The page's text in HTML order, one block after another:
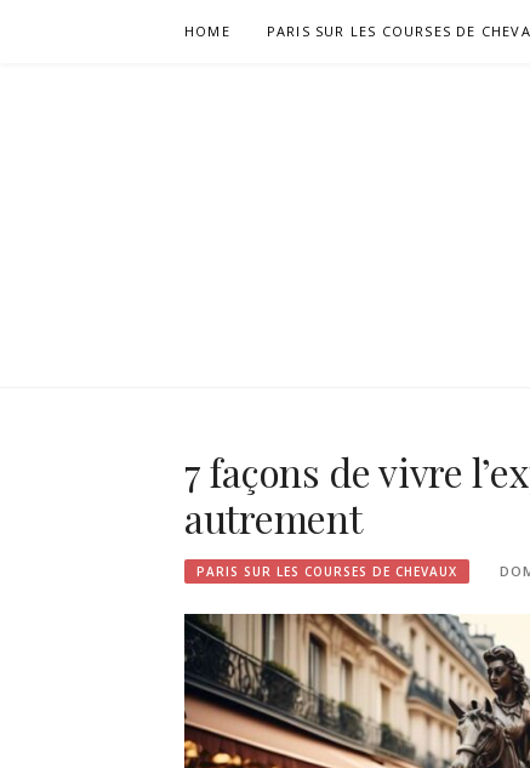
HOME PARIS SUR LES COURSES DE
7 façons de vivre
autrement
PARIS SUR LES COURSES DE CHEVAUX